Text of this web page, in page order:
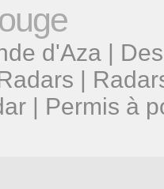
d'Aza |
|
| Permis à